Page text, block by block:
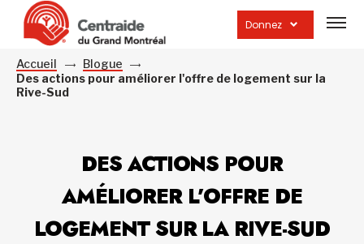
Donnez
la
Accueil
Blogue
Des actions pour améliorer l'offre de logement sur la
Rive-Sud
DES ACTIONS POUR
AMÉLIORER L’OFFRE DE
LOGEMENT SUR LA RIVE-SUD